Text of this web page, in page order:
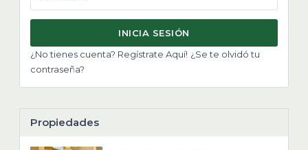
INICIA SESIÓN
¿No tienes cuenta? Regístrate Aquí! ¿Se te olvidó tu
contraseña?
Propiedades